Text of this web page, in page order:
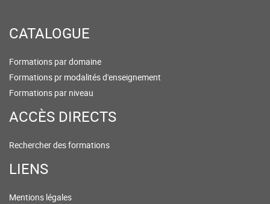
CATALOGUE
Formations par domaine
Formations pr modalités d'enseignement
Formations par niveau
ACCÈS DIRECTS
Rechercher des formations
LIENS
Mentions légales